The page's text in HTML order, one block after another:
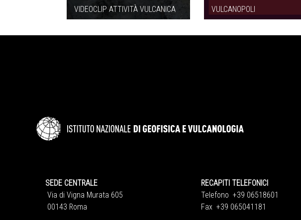
VIDEOCLIP ATTIVITÀ VULCANICA VULCANOPOLI
SEDE CENTRALE
Via di Vigna Murata 605
00143 Roma
RECAPITI TELEFONICI
Telefono +39 06518601
Fax +39 065041181